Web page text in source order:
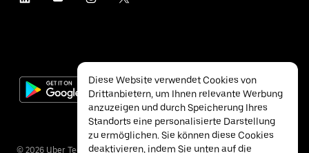
© 2026 Uber Technologies Inc.
Diese Website verwendet Cookies von
Drittanbietern, um Ihnen relevante Werbung
anzuzeigen und durch Speicherung Ihres
Standorts eine personalisierte Darstellung
zu ermöglichen. Sie können diese Cookies
deaktivieren, indem Sie unten auf die